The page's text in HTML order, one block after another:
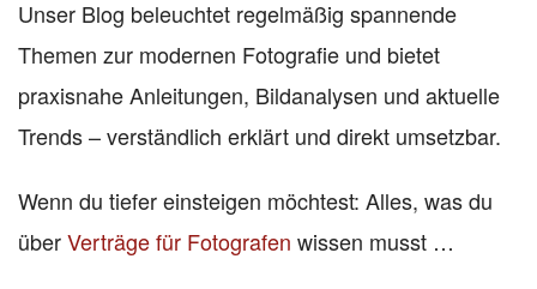
Unser Blog beleuchtet regelmäßig spannende
Themen zur modernen Fotografie und bietet
praxisnahe Anleitungen, Bildanalysen und aktuelle
Trends – verständlich erklärt und direkt umsetzbar.
Wenn du tiefer einsteigen möchtest: Alles, was du
überVerträge für Fotografen wissen musst …